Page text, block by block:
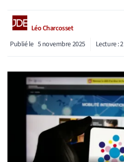
Léo Charcosset
Publié le 5 novembre 2025 Lecture :2